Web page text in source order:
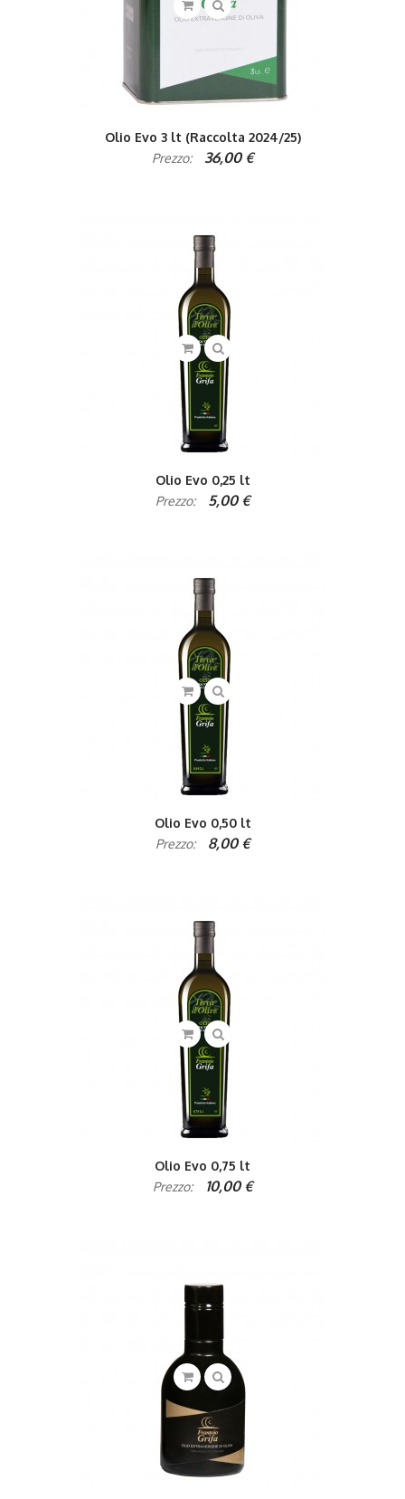
Olio Evo 3 lt (Raccolta 2024/25)
Prezzo:
36,00 €
Olio Evo 0,25 lt
Prezzo:
5,00 €
Olio Evo 0,50 lt
Prezzo:
8,00 €
Olio Evo 0,75 lt
Prezzo:
10,00 €